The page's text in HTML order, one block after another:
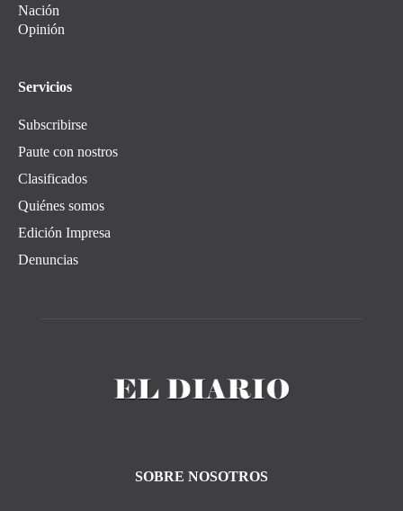
Nación
Opinión
Servicios
Subscribirse
Paute con nostros
Clasificados
Quiénes somos
Edición Impresa
Denuncias
SOBRE NOSOTROS